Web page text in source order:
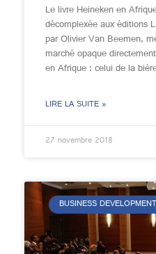
Le livre Heineken en
décomplexée aux éditions
par Olivier Van Beemen,
marché opaque
en Afrique : celui de la
LIRE LA SUITE »
27 novembre 2018
BUSINESS